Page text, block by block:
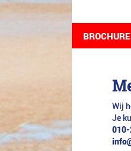
Wij
Je
010-